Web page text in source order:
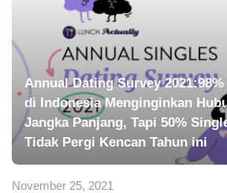
Annual Dating Survey
di Indonesia Menginginkan
Jangka Panjang, Tapi 50%
Tidak Pergi Kencan Tahun ini
November 25, 2021